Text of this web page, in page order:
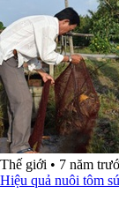
Thế giới • 7 năm
Hiệu quả nuôi tôm